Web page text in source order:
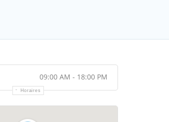
09:00 AM - 18:00 PM
Horaires